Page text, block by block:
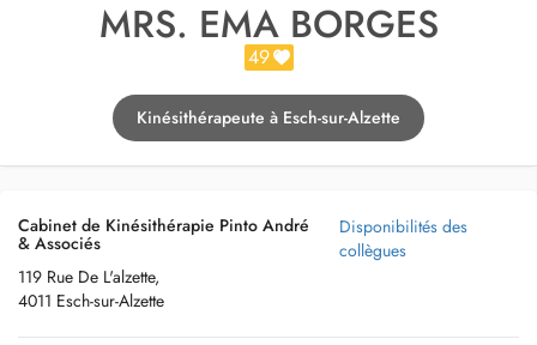
MRS. EMA BORGES
49
Kinésithérapeute à Esch-sur-Alzette
Cabinet de Kinésithérapie Pinto André
& Associés
119 Rue De L'alzette,
4011 Esch-sur-Alzette
Disponibilités des
collègues